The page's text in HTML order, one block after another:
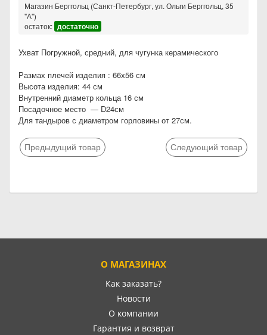
Магазин Берггольц (Санкт-Петербург, ул. Ольги Берггольц, 35
"А")
остаток: достаточно
Ухват Погружной, средний, для чугунка керамического
Размах плечей изделия : 66х56 см
Высота изделия: 44 см
Внутренний диаметр кольца 16 см
Посадочное место — D24см
Для тандыров с диаметром горловины от 27см.
Предыдущий товар Следующий товар
О МАГАЗИНАХ
Как заказать?
Новости
О компании
Гарантия и возврат